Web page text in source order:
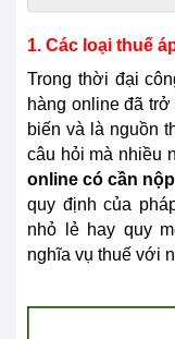
1. Các loại thuế
Trong thời đại
hàng online đã
biến và là nguồn
câu hỏi mà nhiều
online có cần
quy định của
nhỏ lẻ hay quy
nghĩa vụ thuế với